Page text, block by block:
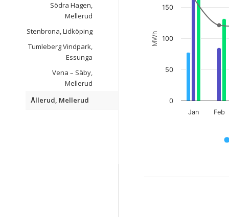
MWh
Jan Feb
0
50
100
150
Södra Hagen,
Mellerud
Stenbrona, Lidköping
Tumleberg Vindpark,
Essunga
Vena – Säby,
Mellerud
Ållerud, Mellerud